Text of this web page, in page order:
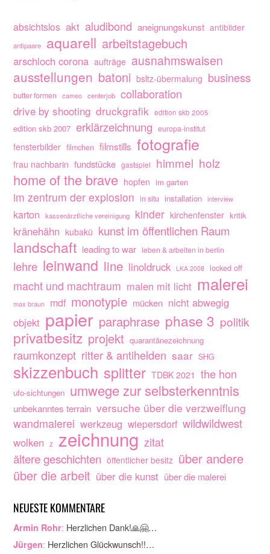
absichtslos akt aludibond aneignungskunst antibilder
antipaare aquarell arbeitstagebuch
arschloch corona aufträge ausnahmswaisen
ausstellungen batoni bsltz-übermalung business
butter formen cameo centerjob collaboration
drive by shooting druckgrafik edition skb 2005
edition skb 2007 erklärzeichnung europa-institut
fensterbilder filmchen filmstills fotografie
frau nachbarin fundstücke gastspiel himmel holz
home of the brave hopfen im garten
im zentrum der explosion in situ installation interview
karton kassenärztliche vereinigung kinder kirchenfenster kritik
kränehähn kubakü kunst im öffentlichen Raum
landschaft leading to war leben & arbeiten in berlin
lehre leinwand line linoldruck LKA 2008 locked off
macht und machtraum malen mit licht malerei
max braun mdf monotypie mücken nicht abwegig
objekt papier paraphrase phase 3 politik
privatbesitz projekt quarantänezeichnung
raumkonzept ritter & antihelden saar SHG
skizzenbuch splitter TDBK 2021 the hon
ufo-sichtungen umwege zur selbsterkenntnis
unbekanntes terrain versuche über die verzweiflung
wandmalerei werkzeug wiepersdorf wildwildwest
wolken z zeichnung zitat
ältere geschichten öffentlicher besitz über andere
über die arbeit über die kunst über die malerei
NEUESTE KOMMENTARE
Armin Rohr: Herzlichen Dank!🙏🤗…
Jürgen: Herzlichen Glückwunsch!!…